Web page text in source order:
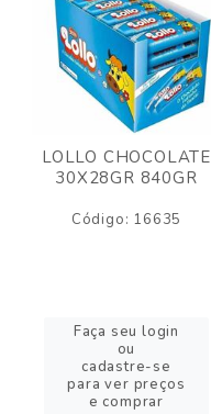
LOLLO CHOCOLATE
30X28GR 840GR
Código: 16635
Faça seu login
ou
cadastre-se
para ver preços
e comprar